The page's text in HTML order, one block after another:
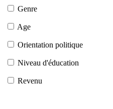
Genre
Age
Orientation politique
Niveau d'éducation
Revenu